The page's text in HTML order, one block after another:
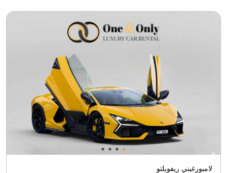
لامبورغيني ريفويلتو